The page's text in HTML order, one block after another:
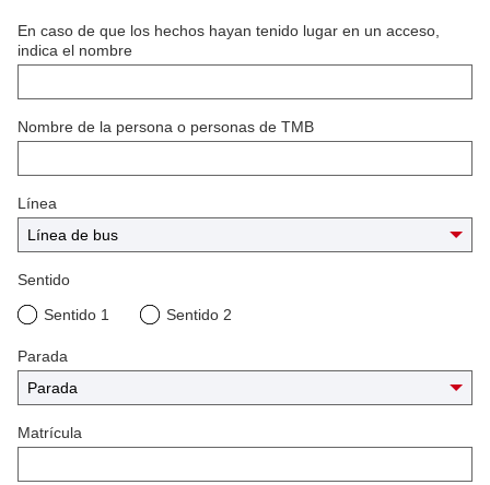
En caso de que los hechos hayan tenido lugar en un acceso,
indica el nombre
Nombre de la persona o personas de TMB
Línea
Sentido
Sentido 1
Sentido 2
Parada
Matrícula